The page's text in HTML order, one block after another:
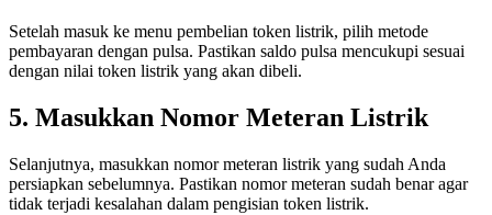
Setelah masuk ke menu pembelian token listrik, pilih metode
pembayaran dengan pulsa. Pastikan saldo pulsa mencukupi sesuai
dengan nilai token listrik yang akan dibeli.
5. Masukkan Nomor Meteran Listrik
Selanjutnya, masukkan nomor meteran listrik yang sudah Anda
persiapkan sebelumnya. Pastikan nomor meteran sudah benar agar
tidak terjadi kesalahan dalam pengisian token listrik.